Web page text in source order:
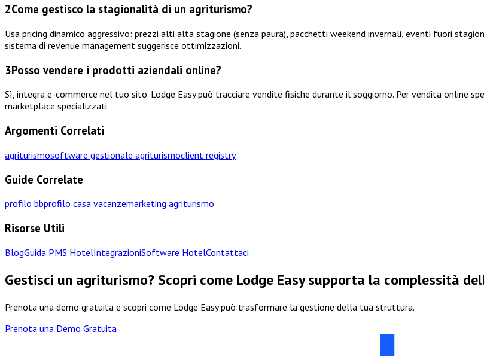
2Come gestisco la stagionalità di un agriturismo?
Usa pricing dinamico aggressivo: prezzi alti alta stagione (senza paura), pacchetti weekend invernali, eventi fuori
sistema di revenue management suggerisce ottimizzazioni.
3Posso vendere i prodotti aziendali online?
Sì, integra e-commerce nel tuo sito. Lodge Easy può tracciare vendite fisiche durante il soggiorno. Per vendita online
marketplace specializzati.
Argomenti Correlati
agriturismosoftware gestionale agriturismoclient registry
Guide Correlate
profilo bbprofilo casa vacanzemarketing agriturismo
Risorse Utili
BlogGuida PMS HotelIntegrazioniSoftware HotelContattaci
Gestisci un agriturismo? Scopri come Lodge Easy supporta la complessità
Prenota una demo gratuita e scopri come Lodge Easy può trasformare la gestione della tua struttura.
Prenota una Demo Gratuita